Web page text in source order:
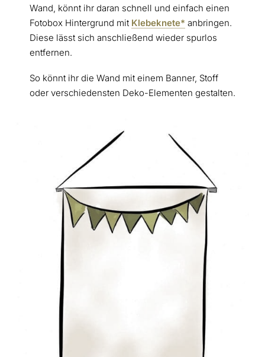
Wand, könnt ihr daran schnell und einfach einen
Fotobox Hintergrund mit Klebeknete* anbringen.
Diese lässt sich anschließend wieder spurlos
entfernen.
So könnt ihr die Wand mit einem Banner, Stoff
oder verschiedensten Deko-Elementen gestalten.